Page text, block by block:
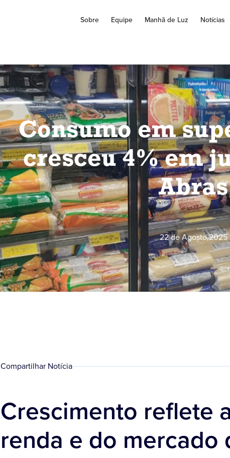
Sobre Equipe Manhã de Luz Notícias
Consumo em
cresceu 4% em
Abras
22 de Agosto,2025
Compartilhar Notícia
Crescimento reflete
renda e do mercado